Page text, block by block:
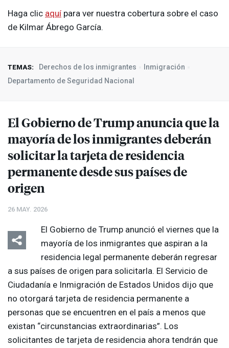
Haga clic aquí para ver nuestra cobertura sobre el caso
de Kilmar Ábrego García.
TEMAS: Derechos de los inmigrantes
Inmigración
Departamento de Seguridad Nacional
El Gobierno de Trump anuncia que la
mayoría de los inmigrantes deberán
solicitar la tarjeta de residencia
permanente desde sus países de
origen
26 MAY. 2026
El Gobierno de Trump anunció el viernes que la
mayoría de los inmigrantes que aspiran a la
residencia legal permanente deberán regresar
a sus países de origen para solicitarla. El Servicio de
Ciudadanía e Inmigración de Estados Unidos dijo que
no otorgará tarjeta de residencia permanente a
personas que se encuentren en el país a menos que
existan “circunstancias extraordinarias”. Los
solicitantes de tarjeta de residencia ahora tendrán que